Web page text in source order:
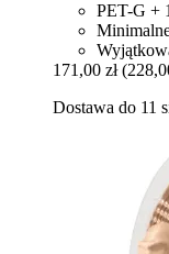
PET-G +
171,00 zł
Dostawa do 11